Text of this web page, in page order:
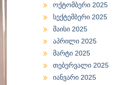
ოქტომბერი 2025
სექტემბერი 2025
მაისი 2025
აპრილი 2025
მარტი 2025
თებერვალი 2025
იანვარი 2025